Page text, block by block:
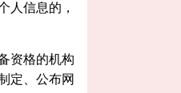
人信息的，
资格的机构
定、公布网